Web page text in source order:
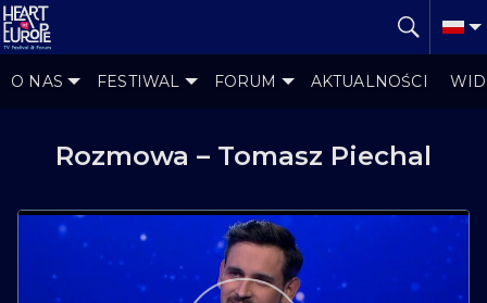
O NAS FESTIWAL FORUM AKTUALNOŚCI
Rozmowa – Tomasz Piechal